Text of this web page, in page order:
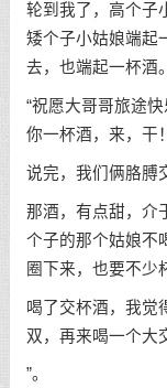
轮到我了，高个子
矮个子小姑娘端起
去，也端起一杯酒。
“祝愿大哥哥旅途
你一杯酒，来，干
说完，我们俩胳膊
那酒，有点甜，介
个子的那个姑娘不
圈下来，也要不少
喝了交杯酒，我觉
双，再来喝一个大
”。